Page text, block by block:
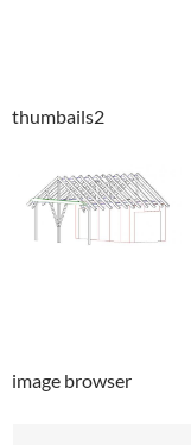
thumbails2
image browser